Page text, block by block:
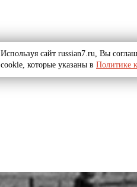
Используя сайт russian7.ru, Вы
cookie, которые указаны в Политике